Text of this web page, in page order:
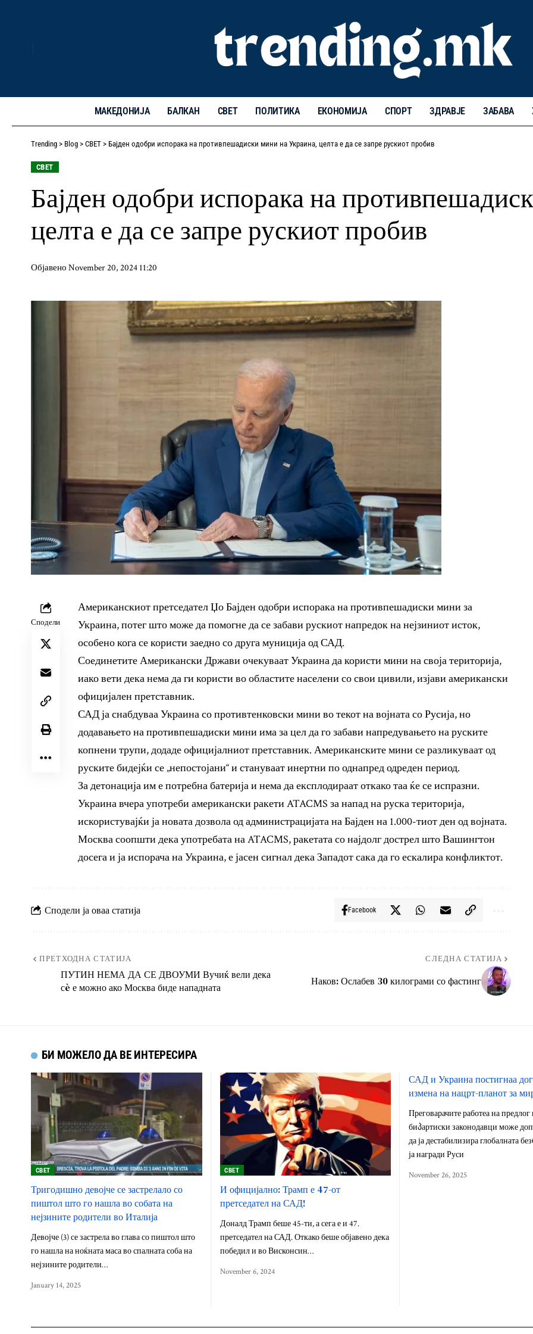
МАКЕДОНИЈА БАЛКАН СВЕТ ПОЛИТИКА ЕКОНОМИЈА СПОРТ ЗДРАВЈЕ ЗАБАВА
Trending > Blog > СВЕТ > Бајден одобри испорака на противпешадиски мини на Украина, целта е да се запре рускиот пробив
СВЕТ
Бајден одобри испорака на
целта е да се запре рускиот пробив
Објавено November 20, 2024 11:20
Сподели
Американскиот претседател Џо Бајден одобри испорака на противпешадиски мини за
Украина, потег што може да помогне да се забави рускиот напредок на нејзиниот исток,
особено кога се користи заедно со друга муниција од САД.
Соединетите Американски Држави очекуваат Украина да користи мини на своја територија,
иако вети дека нема да ги користи во областите населени со свои цивили, изјави американски
официјален претставник.
САД ја снабдуваа Украина со противтенковски мини во текот на војната со Русија, но
додавањето на противпешадиски мини има за цел да го забави напредувањето на руските
копнени трупи, додаде официјалниот претставник. Американските мини се разликуваат од
руските бидејќи се „непостојани“ и стануваат инертни по однапред одреден период.
За детонација им е потребна батерија и нема да експлодираат откако таа ќе се испразни.
Украина вчера употреби американски ракети ATACMS за напад на руска територија,
искористувајќи ја новата дозвола од администрацијата на Бајден на 1.000-тиот ден од војната.
Москва соопшти дека употребата на ATACMS, ракетата со најдолг дострел што Вашингтон
досега и ја испорача на Украина, е јасен сигнал дека Западот сака да го ескалира конфликтот.
Сподели ја оваа статија Facebook
ПРЕТХОДНА СТАТИЈА
ПУТИН НЕМА ДА СЕ ДВОУМИ Вучиќ вели дека
сè е можно ако Москва биде нападната
СЛЕДНА СТАТИЈА
Наков: Ослабев 30 килограми со фастинг
БИ МОЖЕЛО ДА ВЕ ИНТЕРЕСИРА
СВЕТ
Тригодишно девојче се застрелало со
пиштол што го нашла во собата на
нејзините родители во Италија
Девојче (3) се застрела во глава со пиштол што
го нашла на ноќната маса во спалната соба на
нејзините родители…
January 14, 2025
СВЕТ
И официјално: Трамп е 47-от
претседател на САД!
Доналд Трамп беше 45-ти, а сега е и 47.
претседател на САД. Откако беше објавено дека
победил и во Висконсин…
November 6, 2024
САД и Украина постигнаа
измена на нацрт-планот за
Преговарачите работеа на предлог
биპартиски законодавци може
да ја дестабилизира глобалната
ја награди Руси
November 26, 2025